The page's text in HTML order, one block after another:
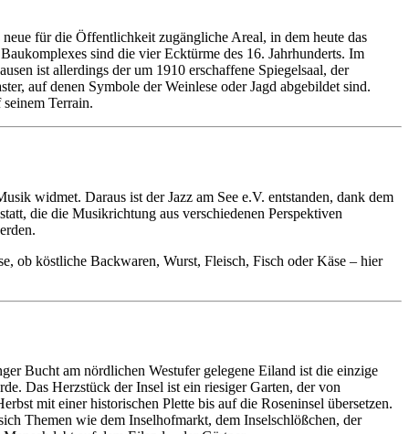
für die Öffentlichkeit zugängliche Areal, in dem heute das
sind die vier Ecktürme des 16. Jahrhunderts. Im
ist allerdings der um 1910 erschaffene Spiegelsaal, der
auf denen Symbole der Weinlese oder Jagd abgebildet sind.
Terrain.
widmet. Daraus ist der Jazz am See e.V. entstanden, dank dem
die die Musikrichtung aus verschiedenen Perspektiven
ob köstliche Backwaren, Wurst, Fleisch, Fisch oder Käse – hier
Bucht am nördlichen Westufer gelegene Eiland ist die einzige
Das Herzstück der Insel ist ein riesiger Garten, der von
mit einer historischen Plette bis auf die Roseninsel übersetzen.
Themen wie dem Inselhofmarkt, dem Inselschlößchen, der